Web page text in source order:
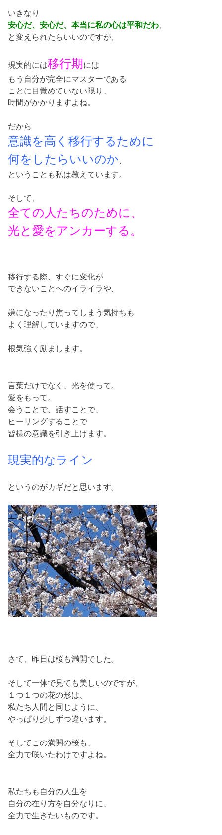
いきなり
安心だ、安心だ、本当に私の心は平和だわ
と変えられたらいいのですが、
現実的には移行期 には
もう自分が完全にマスターである
ことに目覚めていない限り、
時間がかかりますよね。
だから
意識を高く移行するために
何をしたらいいのか
ということも私は教えています。
そして、
全ての人たちのために、
光と愛をアンカーする。
移行する際、すぐに変化が
できないことへのイライラや、
嫌になったり焦ってしまう気持ちも
よく理解していますので、
根気強く励まします。
言葉だけでなく、光を使って。
愛をもって。
会うことで、話すことで、
ヒーリングすることで
皆様の意識を引き上げます。
現実的なライン
というのがカギだと思います。
さて、昨日は桜も満開でした。
そして一体で見ても美しいのですが、
１つ１つの花の形は、
私たち人間と同じように、
やっぱり少しずつ違います。
そしてこの満開の桜も、
全力で咲いたわけですよね。
私たちも自分の人生を
自分の在り方を自分なりに、
全力で生きたいものです。